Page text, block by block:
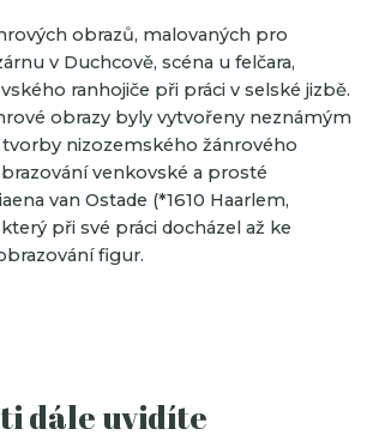
obrazů, malovaných pro
v Duchcově, scéna u felčara,
ranhojiče při práci v selské jizbě.
obrazy byly vytvořeny neznámým
nizozemského žánrového
venkovské a prosté
van Ostade (*1610 Haarlem,
při své práci docházel až ke
figur.
dále uvidíte